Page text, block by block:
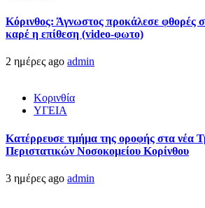
Κόρινθος: Άγνωστος προκάλεσε φθορές
καρέ η επίθεση (video-φωτο)
2 ημέρες ago admin
Κορινθία
ΥΓΕΙΑ
Kατέρρευσε τμήμα της οροφής στα νέα
Περιστατικών Νοσοκομείου Κορίνθου
3 ημέρες ago admin